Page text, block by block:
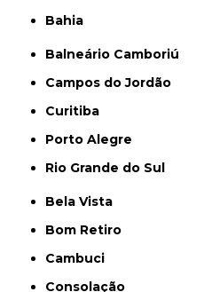
Bahia
Balneário Camboriú
Campos do Jordão
Curitiba
Porto Alegre
Rio Grande do Sul
Bela Vista
Bom Retiro
Cambuci
Consolação